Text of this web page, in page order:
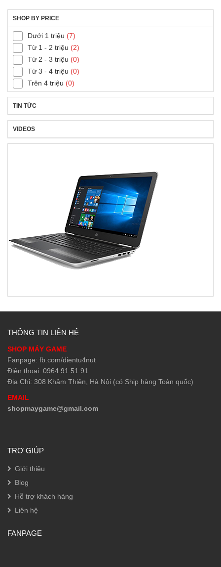
SHOP BY PRICE
Dưới 1 triệu (7)
Từ 1 - 2 triệu (2)
Từ 2 - 3 triệu (0)
Từ 3 - 4 triệu (0)
Trên 4 triệu (0)
TIN TỨC
VIDEOS
THÔNG TIN LIÊN HỆ
SHOP MÁY GAME
Fanpage: fb.com/dientu4nut
Điện thoại: 0964.91.51.91
Địa Chỉ: 308 Khâm Thiên, Hà Nội (có Ship hàng Toàn quốc)
EMAIL
shopmaygame@gmail.com
TRỢ GIÚP
Giới thiệu
Blog
Hỗ trợ khách hàng
Liên hệ
FANPAGE